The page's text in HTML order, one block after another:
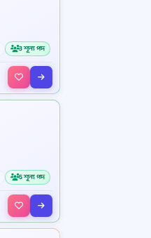
3 শূন্য পদ
5 শূন্য পদ